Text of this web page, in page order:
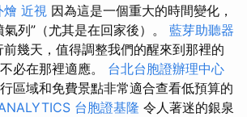
燴 近視 因為這是一個重大的時間變化，
列”（尤其是在回家後）。 藍芽助聽器
幾天，值得調整我們的醒來到那裡的
必在那裡適應。 台北台胞證辦理中心
區域和免費景點非常適合查看低預算的
台胞證基隆 令人著迷的銀泉